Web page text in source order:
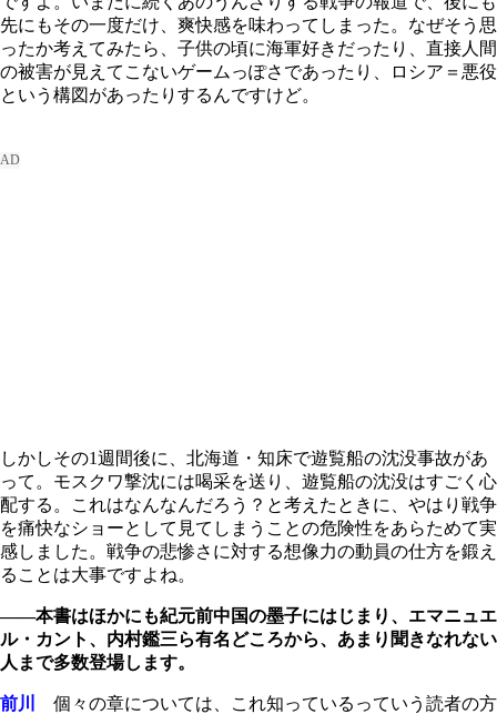
先にもその一度だけ、爽快感を味わってしまった。なぜそう思
ったか考えてみたら、子供の頃に海軍好きだったり、直接人間
の被害が見えてこないゲームっぽさであったり、ロシア＝悪役
という構図があったりするんですけど。
しかしその1週間後に、北海道・知床で遊覧船の沈没事故があ
って。モスクワ撃沈には喝采を送り、遊覧船の沈没はすごく心
配する。これはなんなんだろう？と考えたときに、やはり戦争
を痛快なショーとして見てしまうことの危険性をあらためて実
感しました。戦争の悲惨さに対する想像力の動員の仕方を鍛え
ることは大事ですよね。
――本書はほかにも紀元前中国の墨子にはじまり、エマニュエ
ル・カント、内村鑑三ら有名どころから、あまり聞きなれない
人まで多数登場します。
前川
個々の章については、これ知っているっていう読者の方